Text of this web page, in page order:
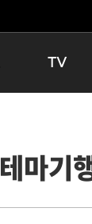
TV
인생내컷
테마기행 길
테마기